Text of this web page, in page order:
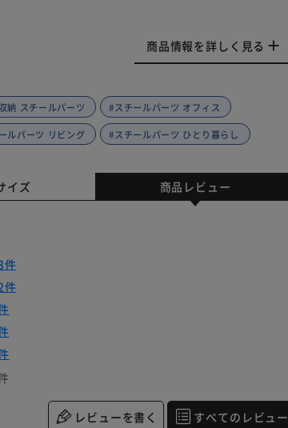
商品情報を詳しく見る
納 スチールパーツ #スチールパーツ オフィス
ルパーツ リビング #スチールパーツ ひとり暮らし
イズ 商品レビュー
件
件
レビューを書く すべてのレビュー